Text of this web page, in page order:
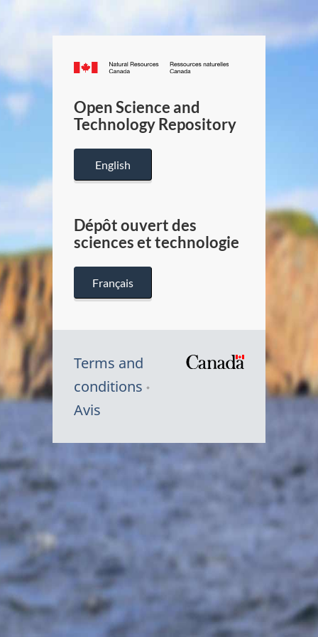
Canada.ca
/
Canada
Open Science and
Technology Repository
English
Dépôt ouvert des
sciences et technologie
Français
Terms and
conditions
Avis
Symbole
Canada